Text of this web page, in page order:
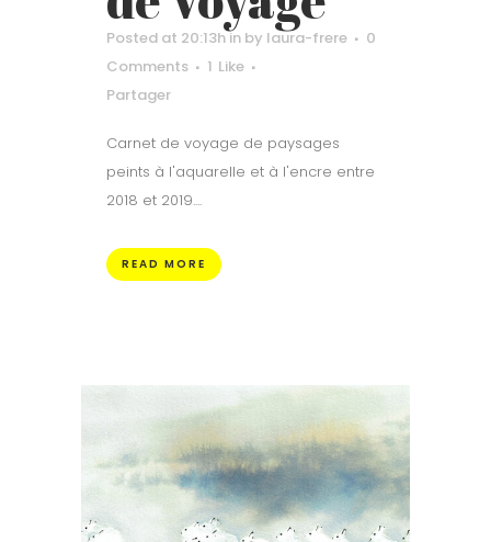
Posted at 20:13hin by laura-frere
0
Comments
1 Like
Partager
Carnet de voyage de paysages
peints à l'aquarelle et à l'encre entre
2018 et 2019....
READ MORE